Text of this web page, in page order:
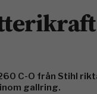
C-O från Stihl
gallring.